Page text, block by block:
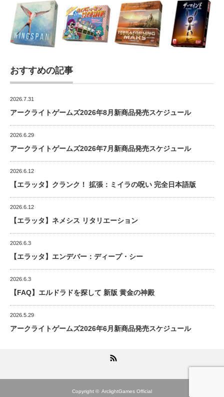
おすすめの記事
2026.7.31
アークライトゲームズ2026年8月新商品発売スケジュール
2026.6.29
アークライトゲームズ2026年7月新商品発売スケジュール
2026.6.12
【エラッタ】クランク！ 拡張：ミイラの呪い 完全日本語版
2026.6.12
【エラッタ】ネメシス リタリエーション
2026.6.3
【エラッタ】エンデバー：ディープ・シー
2026.6.3
【FAQ】エルドラドを探して 新版 黄金の神殿
2026.5.29
アークライトゲームズ2026年6月新商品発売スケジュール
Copyright © ArclightGames Official